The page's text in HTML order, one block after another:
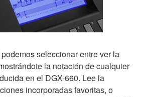
seleccionar entre ver la
la notación de cualquier
en el DGX-660. Lee la
incorporadas favoritas, o